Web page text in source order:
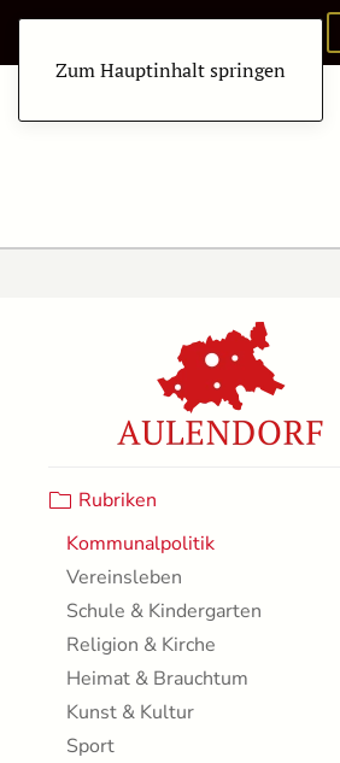
Zum Hauptinhalt springen
Rubriken
Kommunalpolitik
Vereinsleben
Schule & Kindergarten
Religion & Kirche
Heimat & Brauchtum
Kunst & Kultur
Sport